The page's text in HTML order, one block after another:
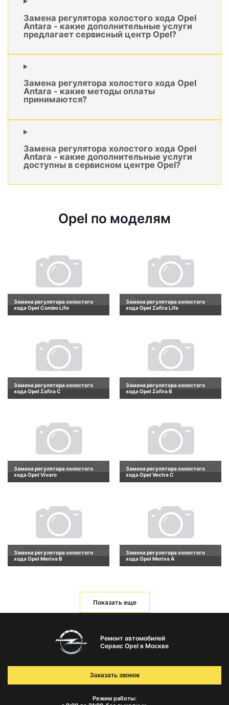
Замена регулятора холостого хода Opel
Antara - какие дополнительные услуги
предлагает сервисный центр Opel?
Замена регулятора холостого хода Opel
Antara - какие методы оплаты
принимаются?
Замена регулятора холостого хода Opel
Antara - какие дополнительные услуги
доступны в сервисном центре Opel?
Opel по моделям
Замена регулятора холостого
хода Opel Combo Life
Замена регулятора холостого
хода Opel Zafira Life
Замена регулятора холостого
хода Opel Zafira C
Замена регулятора холостого
хода Opel Zafira B
Замена регулятора холостого
хода Opel Vivaro
Замена регулятора холостого
хода Opel Vectra C
Замена регулятора холостого
хода Opel Meriva B
Замена регулятора холостого
хода Opel Meriva A
Показать еще
Ремонт автомобилей
Сервис Opel в Москве
Режим работы:
Заказать звонок